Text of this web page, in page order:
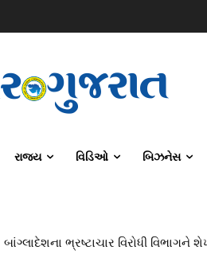
રાજ્ય વિડિઓ બિઝનેસ
ટોપર્સ કોમ્પ્યુટર સાયન્સ અને AI
બાંગ્લાદેશના ભ્રષ્ટાચાર વિરોધી